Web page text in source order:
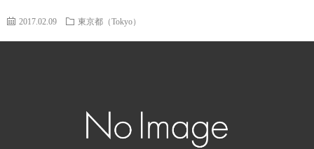
2017.02.09 東京都（Tokyo）